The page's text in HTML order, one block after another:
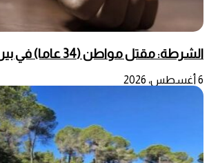
الشرطة: مقتل مواطن (34 عاما) في بيرزيت شمال رام الله
6 أغسطس، 2026